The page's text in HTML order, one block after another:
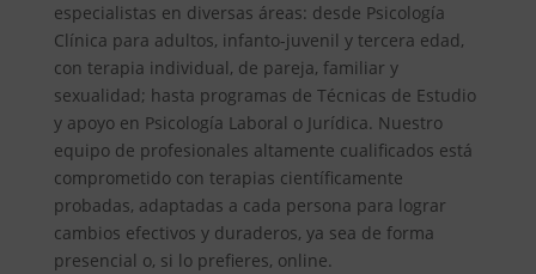
especialistas en diversas áreas: desde Psicología
Clínica para adultos, infanto-juvenil y tercera edad,
con terapia individual, de pareja, familiar y
sexualidad; hasta programas de Técnicas de Estudio
y apoyo en Psicología Laboral o Jurídica. Nuestro
equipo de profesionales altamente cualificados está
comprometido con terapias científicamente
probadas, adaptadas a cada persona para lograr
cambios efectivos y duraderos, ya sea de forma
presencial o, si lo prefieres, online.